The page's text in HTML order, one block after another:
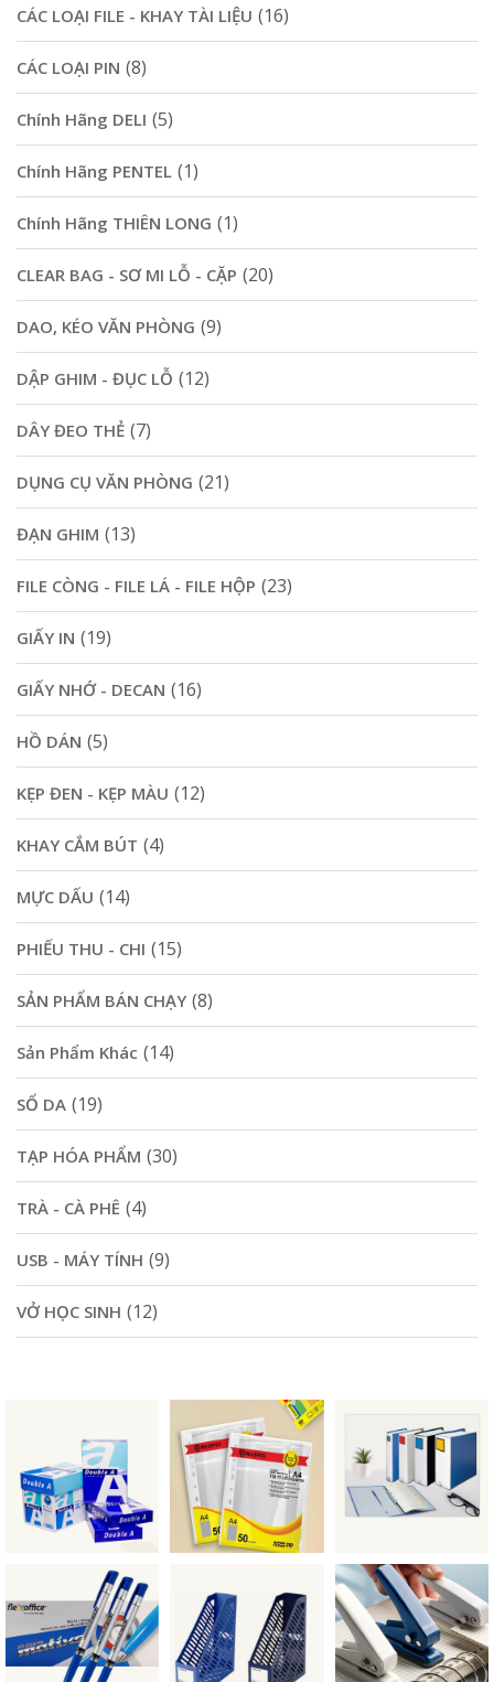
CÁC LOẠI FILE - KHAY TÀI LIỆU (16)
CÁC LOẠI PIN (8)
Chính Hãng DELI (5)
Chính Hãng PENTEL (1)
Chính Hãng THIÊN LONG (1)
CLEAR BAG - SƠ MI LỖ - CẶP (20)
DAO, KÉO VĂN PHÒNG (9)
DẬP GHIM - ĐỤC LỖ (12)
DÂY ĐEO THẺ (7)
DỤNG CỤ VĂN PHÒNG (21)
ĐẠN GHIM (13)
FILE CÒNG - FILE LÁ - FILE HỘP (23)
GIẤY IN (19)
GIẤY NHỚ - DECAN (16)
HỒ DÁN (5)
KẸP ĐEN - KẸP MÀU (12)
KHAY CẮM BÚT (4)
MỰC DẤU (14)
PHIẾU THU - CHI (15)
SẢN PHẨM BÁN CHẠY (8)
Sản Phẩm Khác (14)
SỔ DA (19)
TẠP HÓA PHẨM (30)
TRÀ - CÀ PHÊ (4)
USB - MÁY TÍNH (9)
VỞ HỌC SINH (12)